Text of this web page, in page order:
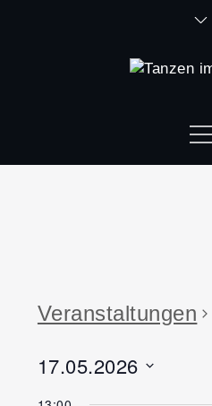
Veranstaltungen
17.05.2026
Datum